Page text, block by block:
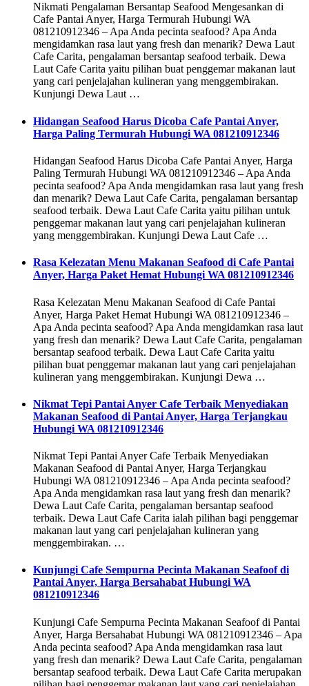
Nikmati Pengalaman Bersantap Seafood Mengesankan di
Cafe Pantai Anyer, Harga Termurah Hubungi WA
081210912346 – Apa Anda pecinta seafood? Apa Anda
mengidamkan rasa laut yang fresh dan menarik? Dewa Laut
Cafe Carita, pengalaman bersantap seafood terbaik. Dewa
Laut Cafe Carita yaitu pilihan buat penggemar makanan laut
yang cari penjelajahan kulineran yang menggembirakan.
Kunjungi Dewa Laut …
Hidangan Seafood Harus Dicoba Cafe Pantai Anyer,
Harga Paling Termurah Hubungi WA 081210912346
Hidangan Seafood Harus Dicoba Cafe Pantai Anyer, Harga
Paling Termurah Hubungi WA 081210912346 – Apa Anda
pecinta seafood? Apa Anda mengidamkan rasa laut yang fresh
dan menarik? Dewa Laut Cafe Carita, pengalaman bersantap
seafood terbaik. Dewa Laut Cafe Carita yaitu pilihan untuk
penggemar makanan laut yang cari penjelajahan kulineran
yang menggembirakan. Kunjungi Dewa Laut Cafe …
Rasa Kelezatan Menu Makanan Seafood di Cafe Pantai
Anyer, Harga Paket Hemat Hubungi WA 081210912346
Rasa Kelezatan Menu Makanan Seafood di Cafe Pantai
Anyer, Harga Paket Hemat Hubungi WA 081210912346 –
Apa Anda pecinta seafood? Apa Anda mengidamkan rasa laut
yang fresh dan menarik? Dewa Laut Cafe Carita, pengalaman
bersantap seafood terbaik. Dewa Laut Cafe Carita yaitu
pilihan buat penggemar makanan laut yang cari penjelajahan
kulineran yang menggembirakan. Kunjungi Dewa …
Nikmat Tepi Pantai Anyer Cafe Terbaik Menyediakan
Makanan Seafood di Pantai Anyer, Harga Terjangkau
Hubungi WA 081210912346
Nikmat Tepi Pantai Anyer Cafe Terbaik Menyediakan
Makanan Seafood di Pantai Anyer, Harga Terjangkau
Hubungi WA 081210912346 – Apa Anda pecinta seafood?
Apa Anda mengidamkan rasa laut yang fresh dan menarik?
Dewa Laut Cafe Carita, pengalaman bersantap seafood
terbaik. Dewa Laut Cafe Carita ialah pilihan bagi penggemar
makanan laut yang cari penjelajahan kulineran yang
menggembirakan. …
Kunjungi Cafe Sempurna Pecinta Makanan Seafoof di
Pantai Anyer, Harga Bersahabat Hubungi WA
081210912346
Kunjungi Cafe Sempurna Pecinta Makanan Seafoof di Pantai
Anyer, Harga Bersahabat Hubungi WA 081210912346 – Apa
Anda pecinta seafood? Apa Anda mengidamkan rasa laut
yang fresh dan menarik? Dewa Laut Cafe Carita, pengalaman
bersantap seafood terbaik. Dewa Laut Cafe Carita merupakan